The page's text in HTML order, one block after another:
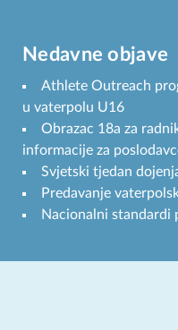
Nedavne objave
Athlete Outreach
u vaterpolu U16
Obrazac 18a za
informacije za
Svjetski tjedan
Predavanje
Nacionalni standardi